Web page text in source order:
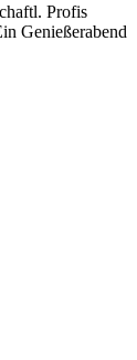
Profis
Genießerabend